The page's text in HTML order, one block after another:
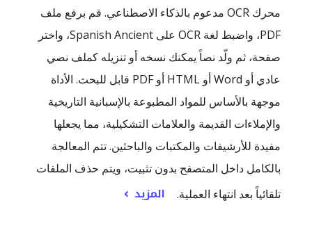
محرك OCR مدعوم بالذكاء الاصطناعي. قم برفع ملف
PDF، واضبط لغة OCR على Spanish Ancient، واختر
صفحة، ثم ولّد نصاً يمكنك نسخه أو تنزيله كملف نصي
عادي أو Word أو HTML أو PDF قابل للبحث. الأداة
موجهة بالأساس للمواد المطبوعة بالإسبانية التاريخية
والإملاءات القديمة والعلامات التشكيلية، مما يجعلها
مفيدة للأرشيفات والمكتبات والباحثين. تتم المعالجة
بالكامل داخل المتصفح بدون تثبيت، ويتم حذف الملفات
تلقائياً بعد انتهاء العملية.
المزيد